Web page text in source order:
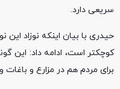
سریعی دارد.
حیدری با بیان اینکه نوزاد
کوچکتر است، ادامه داد: این
برای مردم هم در مزارع و